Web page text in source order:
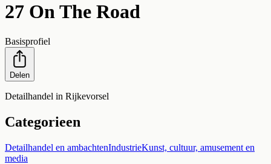
27 On The Road
Basisprofiel
Delen
Detailhandel in Rijkevorsel
Categorieen
Detailhandel en ambachtenIndustrieKunst, cultuur, amusement en
media